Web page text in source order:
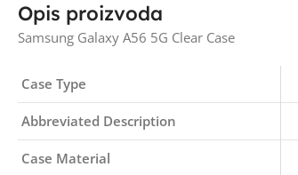
Opis proizvoda
Samsung Galaxy A56 5G Clear Case
Case Type
Abbreviated Description
Case Material